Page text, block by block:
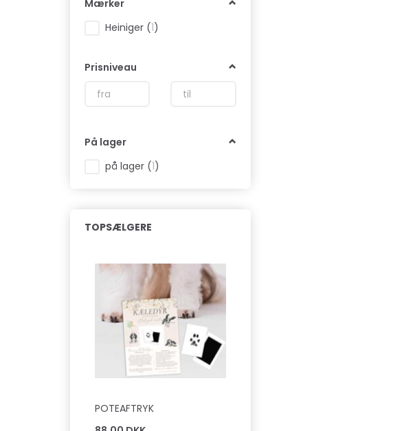
Mærker
Heiniger (1)
Prisniveau
På lager
på lager (1)
TOPSÆLGERE
POTEAFTRYK